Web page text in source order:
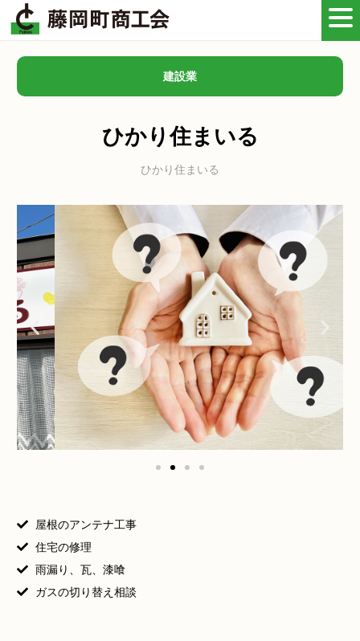
建設業
ひかり住まいる
ひかり住まいる
屋根のアンテナ工事
住宅の修理
雨漏り、瓦、漆喰
ガスの切り替え相談